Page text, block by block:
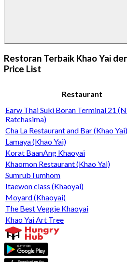
Restoran Terbaik Khao Yai
Price List
Restaurant
Earw Thai Suki Boran Terminal 21
Ratchasima)
Cha La Restaurant and Bar (Khao Yai)
Lamaya (Khao Yai)
Korat BaanAng Khaoyai
Khaomon Restaurant (Khao Yai)
SumrubTumhom
Itaewon class (Khaoyai)
Moyard (Khaoyai)
The Best Veggie Khaoyai
Khao Yai Art Tree